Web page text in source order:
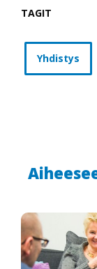
TAGIT
Yhdistys